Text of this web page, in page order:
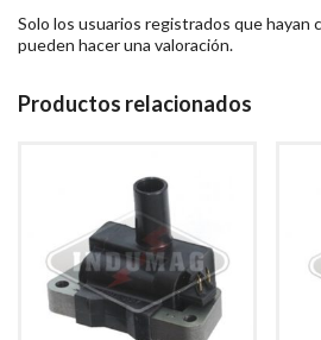
Solo los usuarios registrados que hayan
pueden hacer una valoración.
Productos relacionados